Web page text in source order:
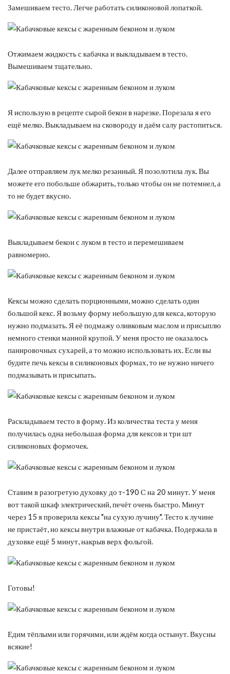
Замешиваем тесто. Легче работать силиконовой лопаткой.
Отжимаем жидкость с кабачка и выкладываем в тесто.
Вымешиваем тщательно.
Я использую в рецепте сырой бекон в нарезке. Порезала я его
ещё мелко. Выкладываем на сковороду и даём салу растопиться.
Далее отправляем лук мелко резанный. Я позолотила лук. Вы
можете его побольше обжарить, только чтобы он не потемнел, а
то не будет вкусно.
Выкладываем бекон с луком в тесто и перемешиваем
равномерно.
Кексы можно сделать порционными, можно сделать один
большой кекс. Я возьму форму небольшую для кекса, которую
нужно подмазать. Я её подмажу оливковым маслом и присыплю
немного стенки манной крупой. У меня просто не оказалось
панировочных сухарей, а то можно использовать их. Если вы
будите печь кексы в силиконовых формах, то не нужно ничего
подмазывать и присыпать.
Раскладываем тесто в форму. Из количества теста у меня
получилась одна небольшая форма для кексов и три шт
силиконовых формочек.
Ставим в разогретую духовку до т-190 С на 20 минут. У меня
вот такой шкаф электрический, печёт очень быстро. Минут
через 15 я проверила кексы "на сухую лучину". Тесто к лучине
не пристаёт, но кексы внутри влажные от кабачка. Подержала в
духовке ещё 5 минут, накрыв верх фольгой.
Готовы!
Едим тёплыми или горячими, или ждём когда остынут. Вкусны
всякие!